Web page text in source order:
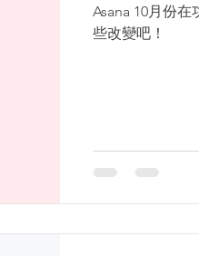
Asana 10月份
些改變吧！